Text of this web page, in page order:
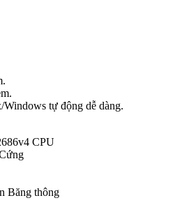
tự động dễ dàng.
CPU
Băng thông